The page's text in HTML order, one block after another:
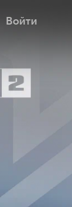
Войти